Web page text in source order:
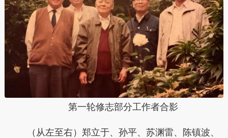
第一轮修志部分工作者合影
（从左至右）郑立于、 孙平、 苏渊雷、
陈镇波、